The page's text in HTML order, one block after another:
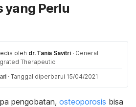
yang Perlu
oleh dr. Tania Savitri · General
Therapeutic
· Tanggal diperbarui 15/04/2021
pengobatan, osteoporosis bisa